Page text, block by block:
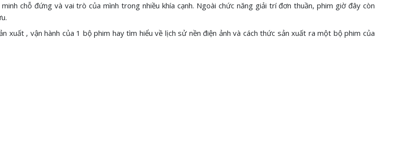
chỗ đứng và vai trò của mình trong nhiều khía cạnh. Ngoài chức năng giải trí đơn thuần, phim giờ đây còn
xuất , vận hành của 1 bộ phim hay tìm hiểu về lịch sử nền điện ảnh và cách thức sản xuất ra một bộ phim của